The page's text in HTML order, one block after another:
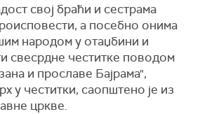
свој браћи и сестрама
а посебно онима
народом у отаџбини и
свесрдне честитке поводом
и прославе Бајрама",
у честитки, саопштено је из
цркве.